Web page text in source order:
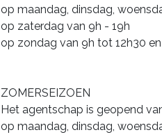
op maandag, dinsdag,
op zaterdag van 9h - 19h
op zondag van 9h tot 12h30
ZOMERSEIZOEN
Het agentschap is geopend
op maandag, dinsdag,